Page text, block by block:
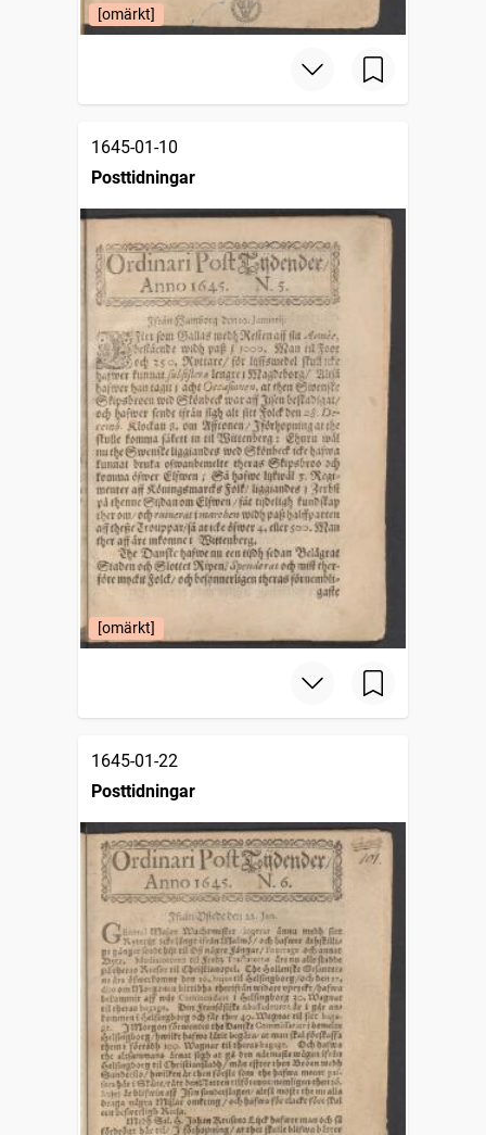
[omärkt]
1645-01-10
Posttidningar
[omärkt]
1645-01-22
Posttidningar